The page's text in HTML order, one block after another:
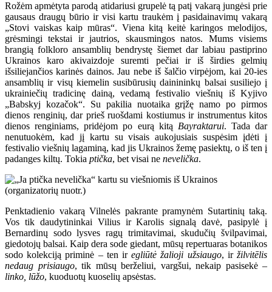
Rožėm apmėtyta parodą atidariusi grupelė tą patį vakarą jungėsi prie
gausaus draugų būrio ir visi kartu traukėm į pasidainavimų vakarą
„Stovi vaiskas kaip mūras“. Viena kitą keitė karingos melodijos,
grėsmingi tekstai ir jautrios, skausmingos natos. Mums visiems
brangią folkloro ansamblių bendrystę šiemet dar labiau pastiprino
Ukrainos karo akivaizdoje suremti pečiai ir iš širdies gelmių
išsiliejančios karinės dainos. Jau nebe iš šalčio virpėjom, kai 20-ies
ansamblių ir visų kiemelin susibūrusių dainininkų balsai susiliejo į
ukrainiečių tradicinę dainą, vedamą festivalio viešnių iš Kyjivo
„Babskyj kozačok“. Su pakilia nuotaika grįžę namo po pirmos
dienos renginių, dar prieš ruošdami kostiumus ir instrumentus kitos
dienos renginiams, pridėjom po eurą kitą Bayraktarui. Tada dar
nenutuokėm, kad jį kartu su visais aukojusiais suspėsim įdėti į
festivalio viešnių lagaminą, kad jis Ukrainos žemę pasiektų, o iš ten į
padanges kiltų. Tokia ptička, bet visai ne nevelička.
Penktadienio vakarą Vilnelės pakrante pramynėm Sutartinių taką.
Vos tik daudytininkai Vilius ir Karolis signalą davė, pasipylė į
Bernardinų sodo lysves ragų trimitavimai, skudučių švilpavimai,
giedotojų balsai. Kaip dera sode giedant, mūsų repertuaras botanikos
sodo kolekciją priminė – ten iregliūtė žalioji užsiaugo, iržilvitēlis
nedaug prisiaugo, tik mūsų berželiui, vargšui, nekaip pasisekė –
linko, lūžo, kuoduotų kuoselių apsėstas.